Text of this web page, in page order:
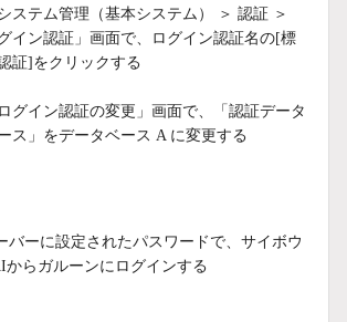
システム管理（基本システム） ＞ 認証 ＞
イン認証」画面で、ログイン認証名の[標
証]をクリックする
ログイン認証の変更」画面で、「認証データ
ス」をデータベース A に変更する
バーに設定されたパスワードで、サイボウ
からガルーンにログインする